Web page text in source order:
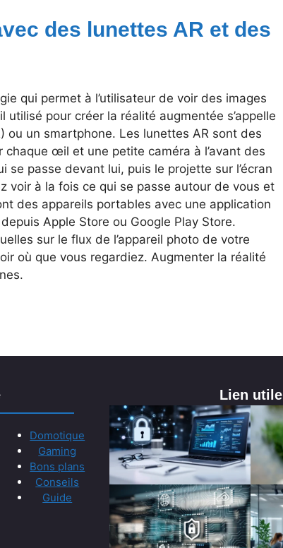
des lunettes AR et des
qui permet à l’utilisateur de voir des images
utilisé pour créer la réalité augmentée s’appelle
ou un smartphone. Les lunettes AR sont des
œil et une petite caméra à l’avant des
se passe devant lui, puis le projette sur l’écran
voir à la fois ce qui se passe autour de vous et
des appareils portables avec une application
Apple Store ou Google Play Store.
sur le flux de l’appareil photo de votre
où que vous regardiez. Augmenter la réalité
Domotique
Gaming
Bons plans
Conseils
Guide
Lien utile